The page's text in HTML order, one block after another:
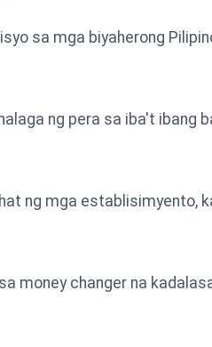
sa mga biyaherong
ng pera sa iba't ibang
ng mga establisimyento,
money changer na